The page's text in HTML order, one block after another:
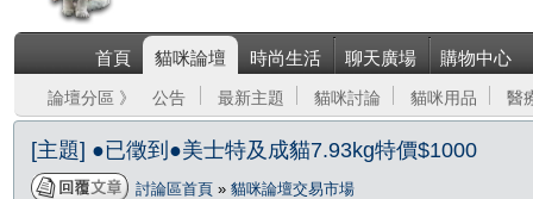
首頁 貓咪論壇 時尚生活 聊天廣場 購物中心
論壇分區 》 公告 最新主題 貓咪討論 貓咪用品 醫
[主題] ●已徵到●美士特及成貓7.93kg特價$1000
討論區首頁 » 貓咪論壇交易市場